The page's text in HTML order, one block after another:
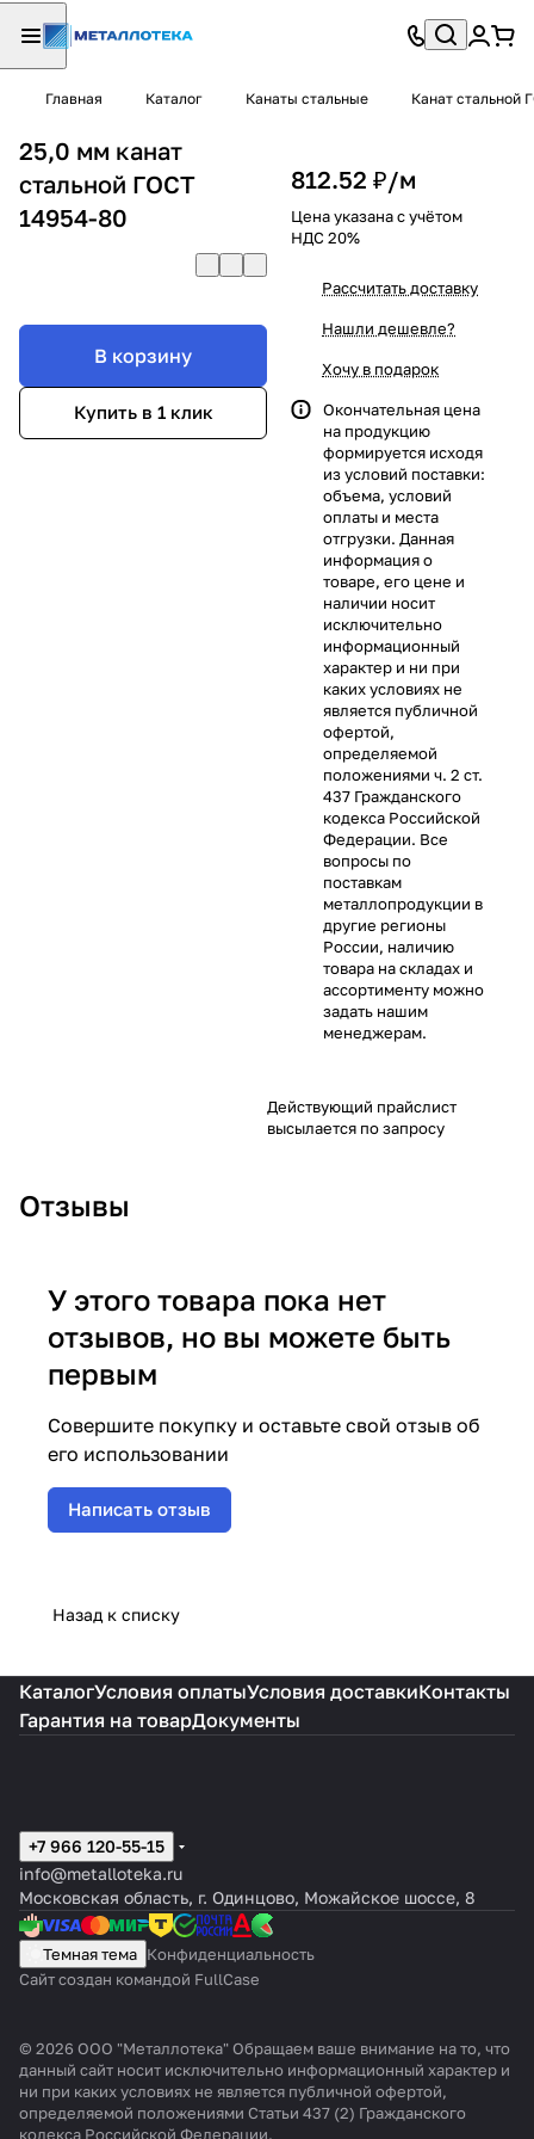
Главная Каталог Канаты стальные Канат стальной
25,0 мм канат
стальной ГОСТ
14954-80
В корзину
Купить в 1 клик
812.52 ₽/м
Цена указана с учётом
НДС 20%
Рассчитать доставку
Нашли дешевле?
Хочу в подарок
Окончательная цена
на продукцию
формируется исходя
из условий поставки:
объема, условий
оплаты и места
отгрузки. Данная
информация о
товаре, его цене и
наличии носит
исключительно
информационный
характер и ни при
каких условиях не
является публичной
офертой,
определяемой
положениями ч. 2 ст.
437 Гражданского
кодекса Российской
Федерации. Все
вопросы по
поставкам
металлопродукции в
другие регионы
России, наличию
товара на складах и
ассортименту можно
задать нашим
менеджерам.
Действующий прайслист
высылается по запросу
Отзывы
У этого товара пока нет
отзывов, но вы можете быть
первым
Совершите покупку и оставьте свой отзыв об
его использовании
Написать отзыв
Назад к списку
КаталогУсловия оплатыУсловия доставкиКонтакты
Гарантия на товарДокументы
+7 966 120-55-15
info@metalloteka.ru
Московская область, г. Одинцово, Можайское шоссе, 8
Темная тема Конфиденциальность
Сайт создан командой FullCase
© 2026 ООО "Металлотека" Обращаем ваше внимание на то, что
данный сайт носит исключительно информационный характер и
ни при каких условиях не является публичной офертой,
определяемой положениями Статьи 437 (2) Гражданского
кодекса Российской Федерации.